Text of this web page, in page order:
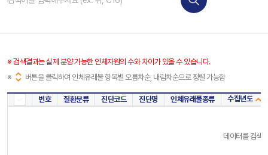
※ 검색결과는 실제 분양 가능한 인체자원의 수와 차이가 있을 수 있습니다.
※
버튼을 클릭하여 인체유래물 항목별 오름차순, 내림차순으로 정렬 가능함
번호 질환분류 진단코드 진단명 인체유래물종류 수집년도
데이터를 검색